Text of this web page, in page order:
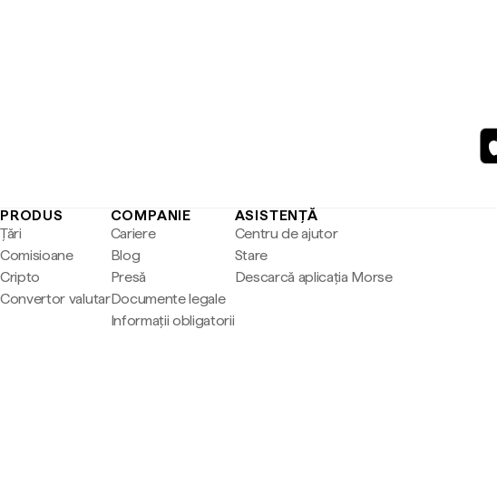
PRODUS
Țări
Comisioane
Cripto
Convertor valutar
COMPANIE
Cariere
Blog
Presă
Documente legale
Informații obligatorii
ASISTENȚĂ
Centru de ajutor
Stare
Descarcă aplicația Morse